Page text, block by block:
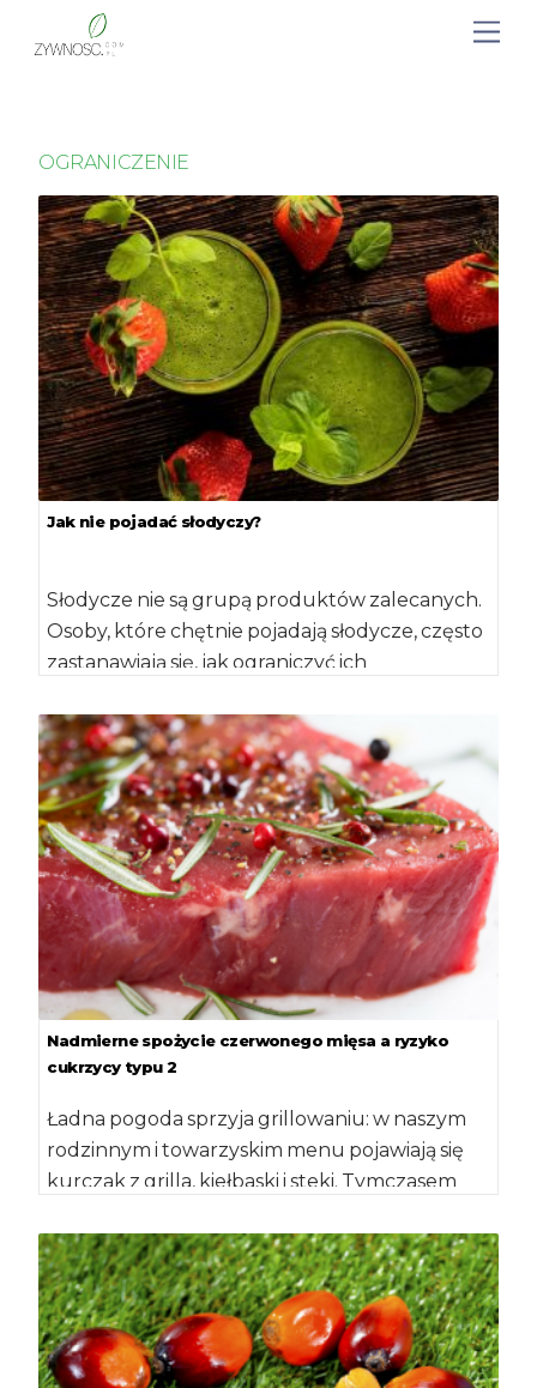
OGRANICZENIE
Jak nie pojadać słodyczy?
Słodycze nie są grupą produktów zalecanych.
Osoby, które chętnie pojadają słodycze, często
zastanawiają się, jak ograniczyć ich
Nadmierne spożycie czerwonego mięsa a ryzyko
cukrzycy typu 2
Ładna pogoda sprzyja grillowaniu: w naszym
rodzinnym i towarzyskim menu pojawiają się
kurczak z grilla, kiełbaski i steki. Tymczasem
ograniczyć […]